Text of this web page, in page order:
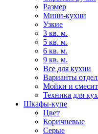
Размер
Мини-кухни
Узкие
3 кв. м.
5 кв. м.
6 кв. м.
9 кв. м.
Все для кухни
Варианты
Мойки и
Техника для
Шкафы-купе
Цвет
Коричневые
Серые